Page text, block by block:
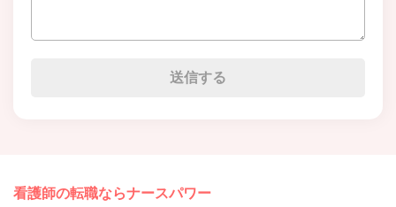
看護師の転職ならナースパワー